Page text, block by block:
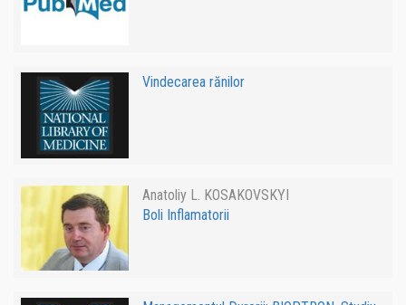
Vindecarea rănilor
Anatoliy L. KOSAKOVSKYI
Boli Inflamatorii